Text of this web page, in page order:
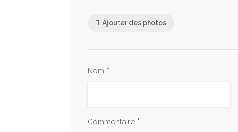
Ajouter des photos
Nom *
Commentaire *